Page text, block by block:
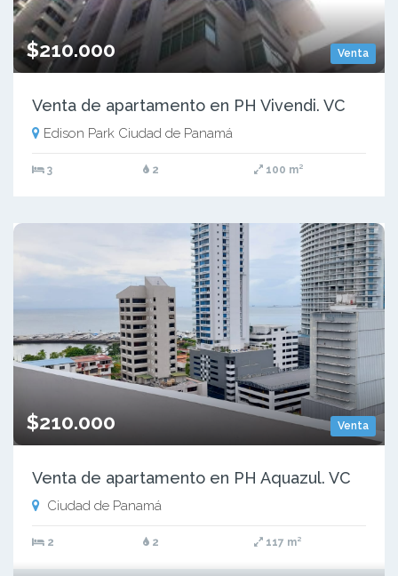
Venta
$210.000
Venta de apartamento en PH Vivendi. VC
Edison Park Ciudad de Panamá
3 2 100 m²
Venta
$210.000
Venta de apartamento en PH Aquazul. VC
Ciudad de Panamá
2 2 117 m²